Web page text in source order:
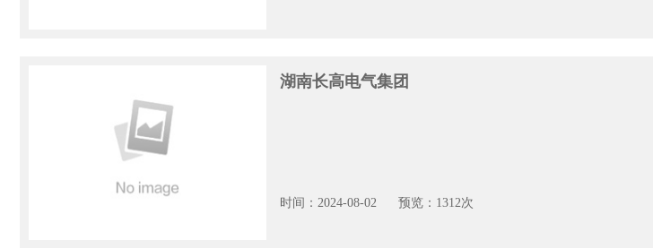
湖南长高电气集团
时间：2024-08-02 预览：1312次